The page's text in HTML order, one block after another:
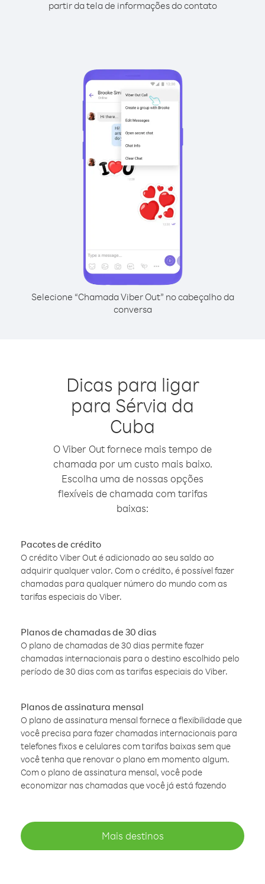
partir da tela de informações do contato
Selecione “Chamada Viber Out” no cabeçalho da
conversa
Dicas para ligar
para Sérvia da
Cuba
O Viber Out fornece mais tempo de
chamada por um custo mais baixo.
Escolha uma de nossas opções
flexíveis de chamada com tarifas
baixas:
Pacotes de crédito
O crédito Viber Out é adicionado ao seu saldo ao
adquirir qualquer valor. Com o crédito, é possível fazer
chamadas para qualquer número do mundo com as
tarifas especiais do Viber.
Planos de chamadas de 30 dias
O plano de chamadas de 30 dias permite fazer
chamadas internacionais para o destino escolhido pelo
período de 30 dias com as tarifas especiais do Viber.
Planos de assinatura mensal
O plano de assinatura mensal fornece a flexibilidade que
você precisa para fazer chamadas internacionais para
telefones fixos e celulares com tarifas baixas sem que
você tenha que renovar o plano em momento algum.
Com o plano de assinatura mensal, você pode
economizar nas chamadas que você já está fazendo
Mais destinos